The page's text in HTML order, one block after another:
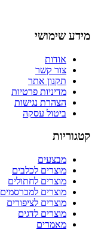
מידע שימושי
אודות
צור קשר
תקנון אתר
מדיניות פרטיות
הצהרת נגישות
ביטול עסקה
קטגוריות
מבצעים
מוצרים לכלבים
מוצרים לחתולים
מוצרים למכרסמים
מוצרים לציפורים
מוצרים לדגים
מאמרים